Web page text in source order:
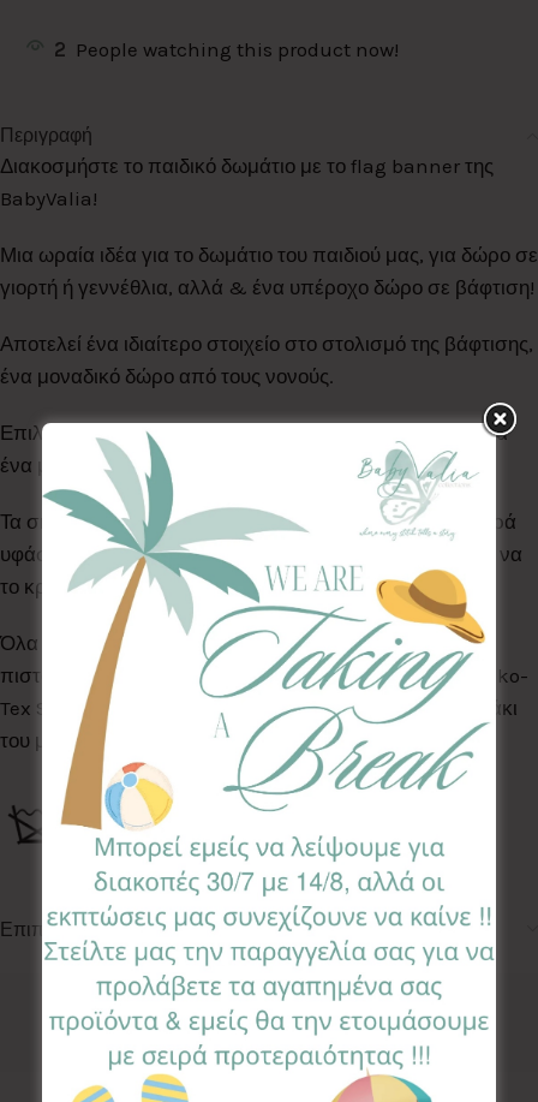
2 People watching this product now!
Περιγραφή
Διακοσμήστε το παιδικό δωμάτιο με το flag banner της
BabyValia!
Μια ωραία ιδέα για το δωμάτιο του παιδιού μας, για δώρο σε
γιορτή ή γεννέθλια, αλλά & ένα υπέροχο δώρο σε βάφτιση!
Αποτελεί ένα ιδιαίτερο στοιχείο στο στολισμό της βάφτισης,
ένα μοναδικό δώρο από τους νονούς.
Επιλέξτε ανάμεσα στους πολλούς συνδυασμούς μας για
ένα μοναδικό αποτέλεσμα.
Τα σημαιάκια είναι ραμμένα στο χέρι με 100% βαμβακερά
υφάσματα και έχουν ύψος 16εκ. Δώρο το κορδονάκι για να
το κρεμάσετε.
Όλα τα Υφάσματα της συλλογής μας είναι ελεγμένα &
πιστοποιημένα για βλαβερές ουσίες σύμφωνα με το Oeko-
Tex Standard 100, κατάλληλα για το ευαίσθητο δερματάκι
του μωρού σας.
Επιπλέον πληροφορίες
Κωδικός προϊόντος:FBR-RD
Κατηγορίες: DECO FLAG BANNER
Follow: